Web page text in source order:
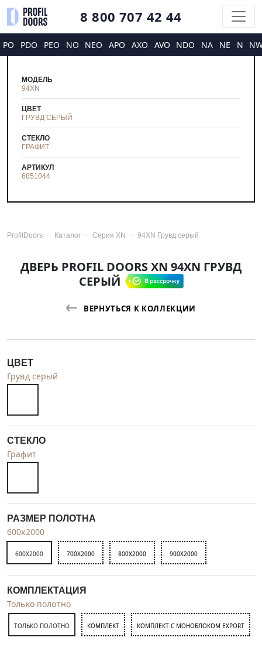
8 800 707 42 44
PO PDO PEO NO NEO APO AXO AVO NDO NA NE N
МОДЕЛЬ
94XN
ЦВЕТ
ГРУВД СЕРЫЙ
СТЕКЛО
ГРАФИТ
АРТИКУЛ
6851044
ProfilDoors Каталог Серия XN 94XN Грувд серый
ДВЕРЬ PROFIL DOORS XN 94XN ГРУВД
СЕРЫЙ
ВЕРНУТЬСЯ К КОЛЛЕКЦИИ
ЦВЕТ
Грувд серый
СТЕКЛО
Графит
РАЗМЕР ПОЛОТНА
600x2000
600X2000 700X2000 800X2000 900X2000
КОМПЛЕКТАЦИЯ
Только полотно
ТОЛЬКО ПОЛОТНО КОМПЛЕКТ КОМПЛЕКТ С МОНОБЛОКОМ EXPORT